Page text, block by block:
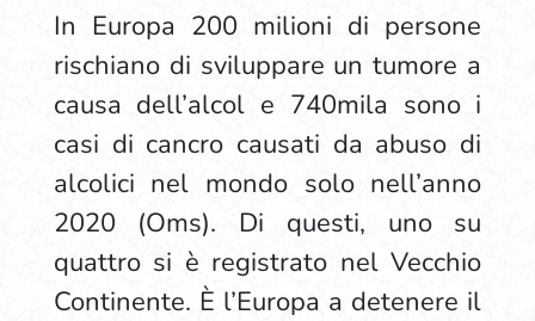
In Europa 200 milioni di persone
rischiano di sviluppare un tumore a
causa dell’alcol e 740mila sono i
casi di cancro causati da abuso di
alcolici nel mondo solo nell’anno
2020 (Oms). Di questi, uno su
quattro si è registrato nel Vecchio
Continente. È l’Europa a detenere il